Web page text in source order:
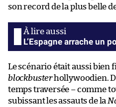
son record de la plus belle
L’Espagne arrache un
Le scénario était aussi bien
blockbusterhollywoodien.
temps traversée – comme
subissant les assauts de la